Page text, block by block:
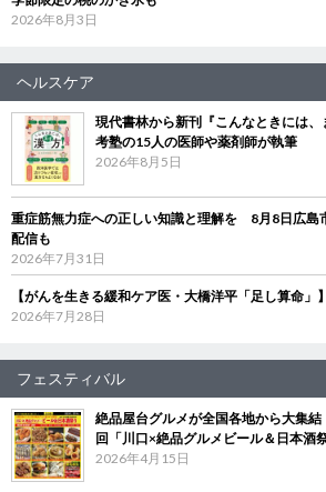
2026年8月3日
ヘルスケア
現代書林から新刊『こんなときには
考塾の15人の医師や薬剤師が執筆
2026年8月5日
重症筋無力症への正しい知識と理解を 8月8日広島
配信も
2026年7月31日
【がんを生きる緩和ケア医・大橋洋平「足し算命」
2026年7月28日
フェスティバル
絶品屋台グルメが全国各地から大集
回「川口×絶品グルメビール＆日本酒
2026年4月15日